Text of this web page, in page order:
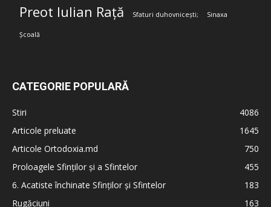
Preot Iulian Rață Sfaturi duhovnicești; Sinaxa
Școală
CATEGORIE POPULARĂ
Stiri
4086
Articole preluate
1645
Articole Ortodoxia.md
750
Proloagele Sfinților și a Sfintelor
455
6. Acatiste închinate Sfinților și Sfintelor
183
Rugăciuni
163